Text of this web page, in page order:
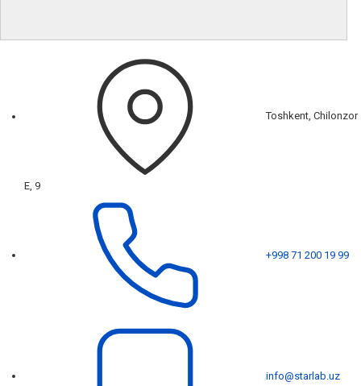
Toshkent, Chilonzor
E, 9
+998 71 200 19 99
info@starlab.uz